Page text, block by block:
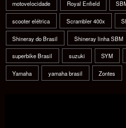
motovelocidade Royal Enfield
scooter elétrica Scrambler 400x
Shineray do Brasil Shineray linha SBM
superbike Brasil suzuki SYM
Yamaha yamaha brasil Zontes